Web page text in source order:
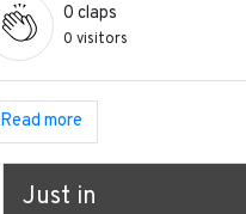
0 claps
0 visitors
Read more
Just in